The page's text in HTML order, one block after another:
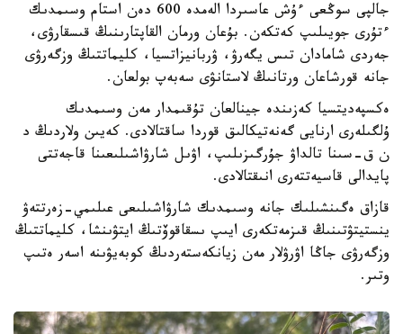
جالپى سوڭعى ءۇش عاسىردا الەمدە 600 دەن استام وسىمدىك
ءتۇرى جويىلىپ كەتكەن. بۇعان ورمان القاپتارىنىڭ قىسقارۋى،
جەردى شامادان تىس يگەرۋ، ۋربانيزاتسيا، كليماتتىڭ وزگەرۋى
جانە قورشاعان ورتانىڭ لاستانۋى سەبەپ بولعان.
ەكسپەديتسيا كەزىندە جينالعان تۇقىمدار مەن وسىمدىك
ۇلگىلەرى ارنايى گەنەتيكالىق قوردا ساقتالادى. كەيىن ولاردىڭ د
ن ق-سىنا تالداۋ جۇرگىزىلىپ، اۋىل شارۋاشىلىعىنا قاجەتتى
پايدالى قاسيەتتەرى انىقتالادى.
قازاق ەگىنشىلىك جانە وسىمدىك شارۋاشىلىعى عىلىمي-زەرتتەۋ
ينستيتۋتىنىڭ قىزمەتكەرى ايىپ ىسقاقوۆتىڭ ايتۋىنشا، كليماتتىڭ
وزگەرۋى جاڭا اۋرۋلار مەن زيانكەستەردىڭ كوبەيۋىنە اسەر ەتىپ
وتىر.